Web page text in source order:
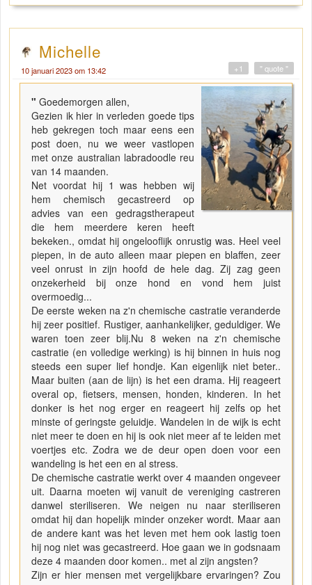
Michelle
10 januari 2023 om 13:42 " quote "
+1
" Goedemorgen allen,
Gezien ik hier in verleden goede tips
heb gekregen toch maar eens een
post doen, nu we weer vastlopen
met onze australian labradoodle reu
van 14 maanden.
Net voordat hij 1 was hebben wij
hem chemisch gecastreerd op
advies van een gedragstherapeut
die hem meerdere keren heeft
bekeken., omdat hij ongelooflijk onrustig was. Heel veel
piepen, in de auto alleen maar piepen en blaffen, zeer
veel onrust in zijn hoofd de hele dag. Zij zag geen
onzekerheid bij onze hond en vond hem juist
overmoedig...
De eerste weken na z'n chemische castratie veranderde
hij zeer positief. Rustiger, aanhankelijker, geduldiger. We
waren toen zeer blij.Nu 8 weken na z'n chemische
castratie (en volledige werking) is hij binnen in huis nog
steeds een super lief hondje. Kan eigenlijk niet beter..
Maar buiten (aan de lijn) is het een drama. Hij reageert
overal op, fietsers, mensen, honden, kinderen. In het
donker is het nog erger en reageert hij zelfs op het
minste of geringste geluidje. Wandelen in de wijk is echt
niet meer te doen en hij is ook niet meer af te leiden met
voertjes etc. Zodra we de deur open doen voor een
wandeling is het een en al stress.
De chemische castratie werkt over 4 maanden ongeveer
uit. Daarna moeten wij vanuit de vereniging castreren
danwel steriliseren. We neigen nu naar steriliseren
omdat hij dan hopelijk minder onzeker wordt. Maar aan
de andere kant was het leven met hem ook lastig toen
hij nog niet was gecastreerd. Hoe gaan we in godsnaam
deze 4 maanden door komen.. met al zijn angsten?
Zijn er hier mensen met vergelijkbare ervaringen? Zou